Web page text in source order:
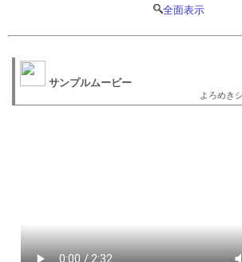
全面表示
サンプルムービー
よろめき